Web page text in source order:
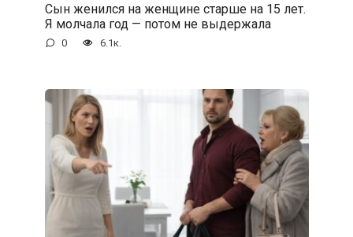
Сын женился на женщине старше на 15 лет.
Я молчала год — потом не выдержала
0 6.1к.